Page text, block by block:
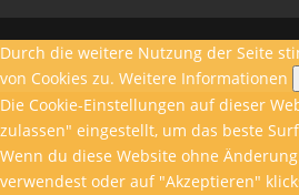
Durch die weitere Nutzung der Seite
von Cookies zu. Weitere Informationen
Die Cookie-Einstellungen auf dieser
zulassen" eingestellt, um das beste
Wenn du diese Website ohne
verwendest oder auf "Akzeptieren"